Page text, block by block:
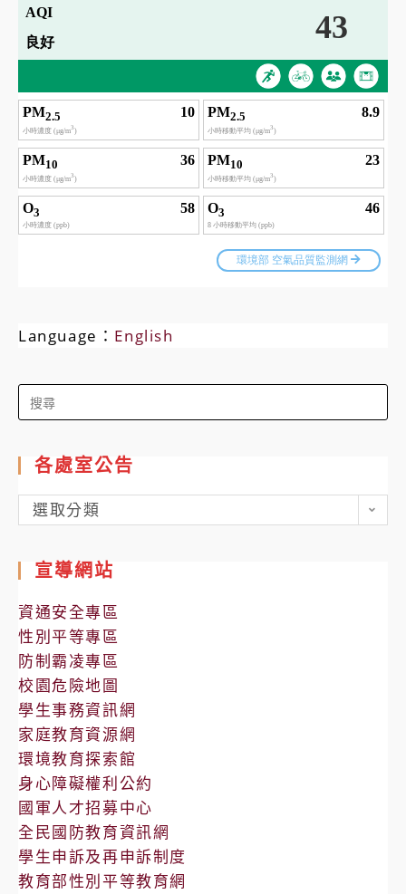
Language： English
Search
for:
各處室公告
各
處
公
告
選取分類
宣導網站
資通安全專區
性別平等專區
防制霸凌專區
校園危險地圖
學生事務資訊網
家庭教育資源網
環境教育探索館
身心障礙權利公約
國軍人才招募中心
全民國防教育資訊網
學生申訴及再申訴制度
教育部性別平等教育網